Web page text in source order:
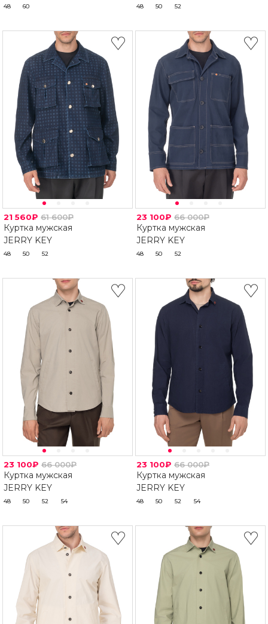
48 60 48 50 52
21 560₽ 61 600₽
Куртка мужская
JERRY KEY
48 50 52
23 100₽ 66 000₽
Куртка мужская
JERRY KEY
48 50 52
23 100₽ 66 000₽
Куртка мужская
JERRY KEY
48 50 52 54
23 100₽ 66 000₽
Куртка мужская
JERRY KEY
48 50 52 54